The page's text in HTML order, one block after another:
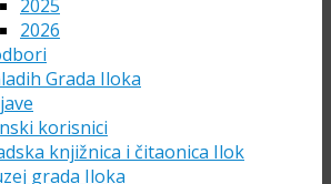
2025
2026
Grada Iloka
korisnici
knjižnica i čitaonica Ilok
grada Iloka